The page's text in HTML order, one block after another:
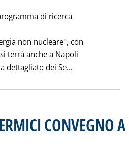
di ricerca
non nucleare", con
terrà anche a Napoli
dettagliato dei Se... Leggi tutta la
CONVEGNO A